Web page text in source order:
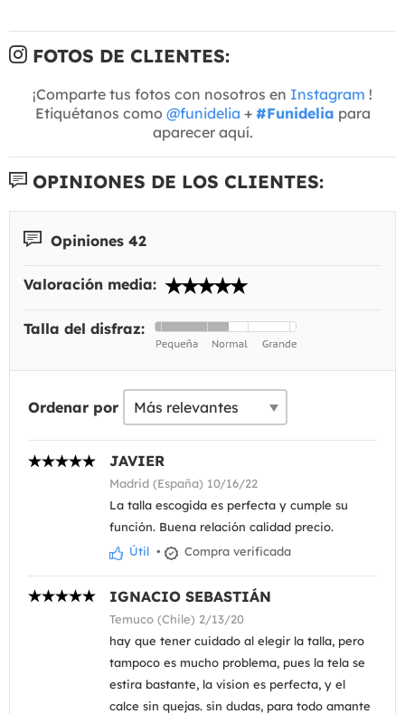
FOTOS DE CLIENTES:
¡Comparte tus fotos con nosotros en Instagram !
Etiquétanos como @funidelia + #Funidelia para
aparecer aquí.
OPINIONES DE LOS CLIENTES:
Opiniones 42
Valoración media:
Talla del disfraz:
Ordenar por
JAVIER
Madrid (España) 10/16/22
La talla escogida es perfecta y cumple su
función. Buena relación calidad precio.
Útil • Compra verificada
IGNACIO SEBASTIÁN
Temuco (Chile) 2/13/20
hay que tener cuidado al elegir la talla, pero
tampoco es mucho problema, pues la tela se
estira bastante, la vision es perfecta, y el
calce sin quejas. sin dudas, para todo amante